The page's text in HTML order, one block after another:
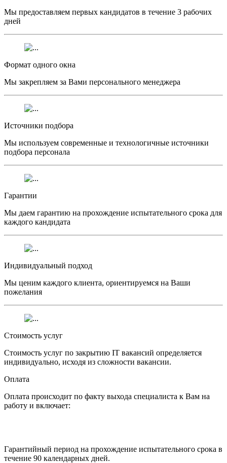
Мы предоставляем первых кандидатов в течение 3 рабочих
дней
Формат одного окна
Мы закрепляем за Вами персонального менеджера
Источники подбора
Мы используем современные и технологичные источники
подбора персонала
Гарантии
Мы даем гарантию на прохождение испытательного срока для
каждого кандидата
Индивидуальный подход
Мы ценим каждого клиента, ориентируемся на Ваши
пожелания
Стоимость услуг
Стоимость услуг по закрытию IT вакансий определяется
индивидуально, исходя из сложности вакансии.
Оплата
Оплата происходит по факту выхода специалиста к Вам на
работу и включает:
Гарантийный период на прохождение испытательного срока в
течение 90 календарных дней.